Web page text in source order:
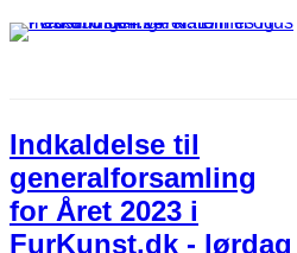
Indkaldelse til
generalforsamling
for Året 2023 i
FurKunst.dk - lørdag